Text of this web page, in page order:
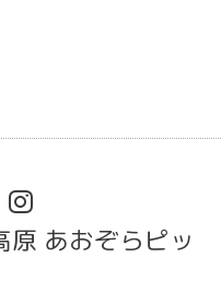
あおぞらピッ